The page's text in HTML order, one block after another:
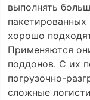
выполнять
пакетированных
хорошо
Применяются
поддонов. С их
погрузочно-
сложные